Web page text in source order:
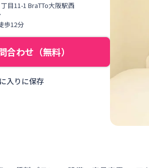
丁目11-1 BraTTo大阪駅西
歩12分
合わせ（無料）
入りに保存